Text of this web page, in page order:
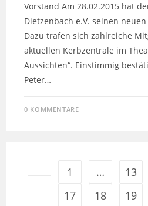
Vorstand Am 28.02.2015 hat
Dietzenbach e.V. seinen
Dazu trafen sich zahlreiche
aktuellen Kerbzentrale im
Aussichten“. Einstimmig
Peter…
0 KOMMENTARE
1 … 13
17
18 19